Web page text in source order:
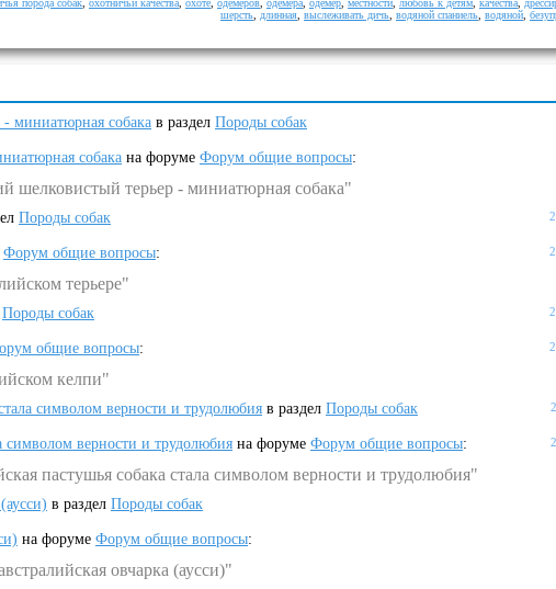
порода собак охотничьи качества охоте одемеров одемера одемер местности любовь к детям качества
шерсть
длинная выслеживать дичь водяной спаниель водяной
миниатюрная собака в раздел Породы собак
собака на форуме Форум общие вопросы:
шелковистый терьер - миниатюрная собака"
Породы собак
Форум общие вопросы:
терьере"
Породы собак
общие вопросы:
келпи"
символом верности и трудолюбия в раздел Породы собак
символом верности и трудолюбия на форуме Форум общие вопросы:
пастушья собака стала символом верности и трудолюбия"
в раздел Породы собак
на форуме Форум общие вопросы:
овчарка (аусси)"